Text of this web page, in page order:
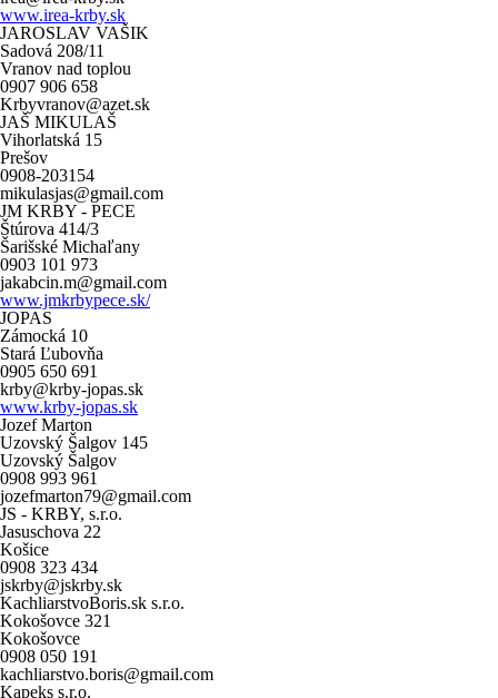
www.irea-krby.sk
JAROSLAV VAŠIK
Sadová 208/11
Vranov nad toplou
0907 906 658
Krbyvranov@azet.sk
JAŠ MIKULAŠ
Vihorlatská 15
Prešov
0908-203154
mikulasjas@gmail.com
JM KRBY - PECE
Štúrova 414/3
Šarišské Michaľany
0903 101 973
jakabcin.m@gmail.com
www.jmkrbypece.sk/
JOPAS
Zámocká 10
Stará Ľubovňa
0905 650 691
krby@krby-jopas.sk
www.krby-jopas.sk
Jozef Marton
Uzovský Šalgov 145
Uzovský Šalgov
0908 993 961
jozefmarton79@gmail.com
JS - KRBY, s.r.o.
Jasuschova 22
Košice
0908 323 434
jskrby@jskrby.sk
KachliarstvoBoris.sk s.r.o.
Kokošovce 321
Kokošovce
0908 050 191
kachliarstvo.boris@gmail.com
Kapeks s.r.o.